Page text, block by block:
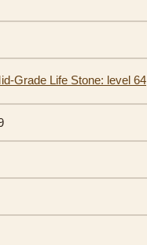
Grade Life Stone: level 64